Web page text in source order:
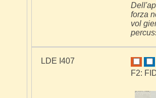
forza
vol
LDE I407
F2: